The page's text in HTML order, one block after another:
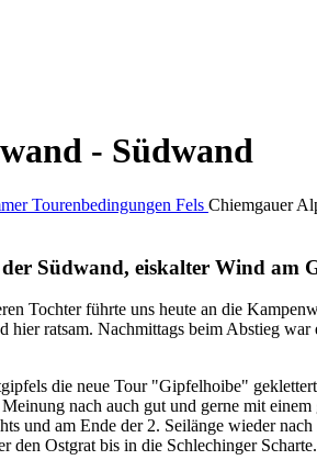
- Südwand
Tourenbedingungen Fels Chiemgauer
Südwand, eiskalter Wind am
Tochter führte uns heute an die
ratsam. Nachmittags beim Abstieg
die neue Tour "Gipfelhoibe"
nach auch gut und gerne mit
und am Ende der 2. Seilänge wieder
den Ostgrat bis in die Schlechinger Scharte.